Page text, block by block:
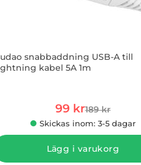
snabbaddning USB-A till
kabel 5A 1m
rea pris
99 krtidigare pris
189 kr
Skickas inom: 3-5 dagar
Lägg i varukorg